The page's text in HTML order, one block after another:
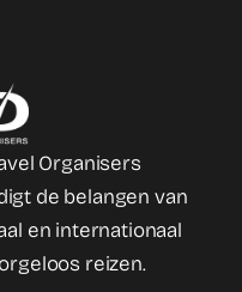
Organisers
de belangen van
en internationaal
reizen.